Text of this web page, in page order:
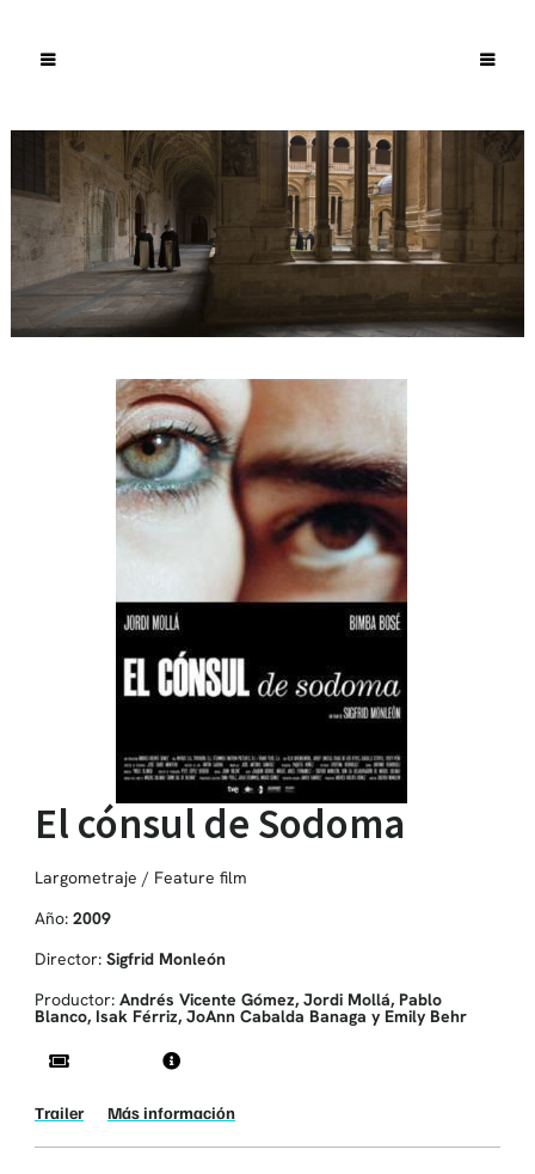
El cónsul de Sodoma
Largometraje / Feature film
Año: 2009
Director: Sigfrid Monleón
Productor: Andrés Vicente Gómez, Jordi Mollá, Pablo
Blanco, Isak Férriz, JoAnn Cabalda Banaga y Emily Behr
Trailer Más información